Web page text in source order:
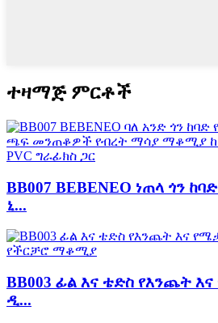
ተዛማጅ ምርቶች
BB007 BEBENEO ነጠላ ጎን
ኒ...
BB003 ፊል እና ቴድስ የእንጨት
ዲ...